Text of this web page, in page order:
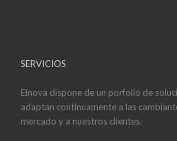
SERVICIOS
Einova dispone de un porfolio de
adaptan continuamente a las
mercado y a nuestros clientes.